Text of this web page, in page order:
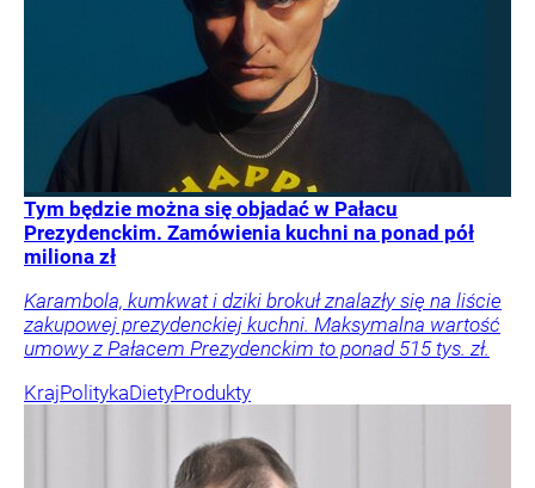
Tym będzie można się objadać w Pałacu
Prezydenckim. Zamówienia kuchni na ponad pół
miliona zł
Karambola, kumkwat i dziki brokuł znalazły się na liście
zakupowej prezydenckiej kuchni. Maksymalna wartość
umowy z Pałacem Prezydenckim to ponad 515 tys. zł.
KrajPolitykaDietyProdukty